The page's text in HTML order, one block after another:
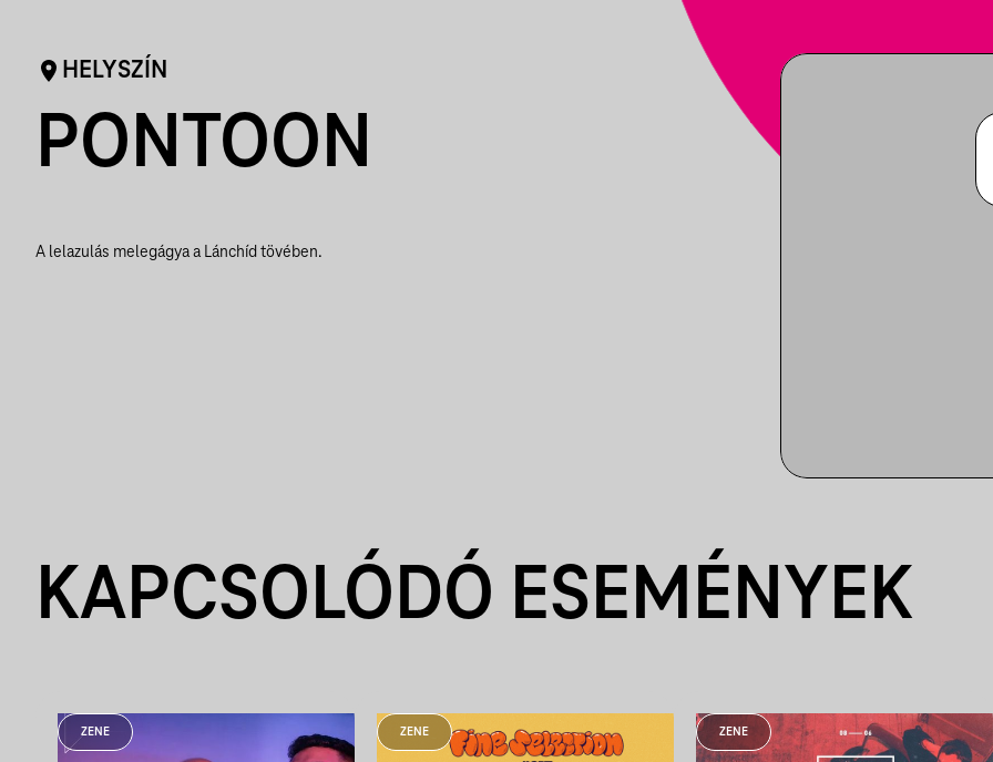
HELYSZÍN
PONTOON
A lelazulás melegágya a Lánchíd tövében.
KAPCSOLÓDÓ ESEMÉNYEK
ZENE ZENE ZENE